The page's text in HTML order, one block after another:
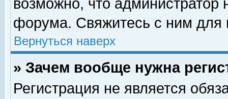
возможно, что
форума. Свяжитесь с ним для
Вернуться наверх
» Зачем вообще нужна
Регистрация не является